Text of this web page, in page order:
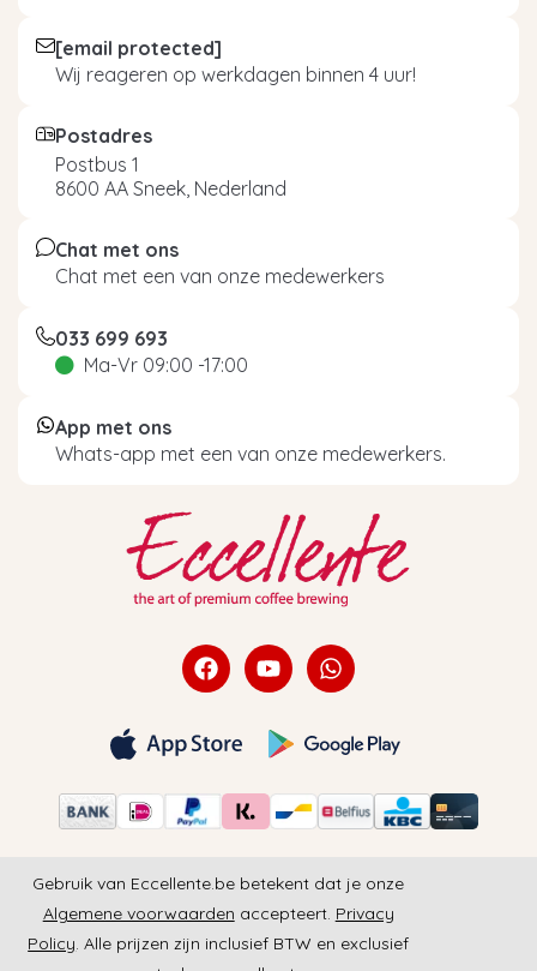
[email protected]
Wij reageren op werkdagen binnen 4 uur!
Postadres
Postbus 1
8600 AA Sneek, Nederland
Chat met ons
Chat met een van onze medewerkers
033 699 693
Ma-Vr 09:00 -17:00
App met ons
Whats-app met een van onze medewerkers.
Gebruik van Eccellente.be betekent dat je onze
Algemene voorwaarden accepteert. Privacy
Policy. Alle prijzen zijn inclusief BTW en exclusief